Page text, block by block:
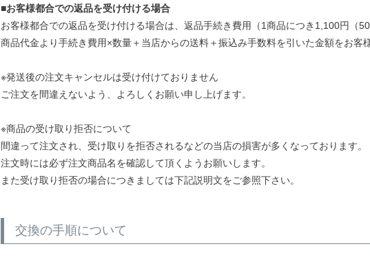
■お客様都合での返品を受け付ける場合
お客様都合での返品を受け付ける場合は、返品手続き費用（1商品につき1,100円（
商品代金より手続き費用×数量＋当店からの送料＋振込み手数料を引いた金額をお客
※発送後の注文キャンセルは受け付けておりません
ご注文を間違えないよう、よろしくお願い申し上げます。
※商品の受け取り拒否について
間違って注文され、受け取りを拒否されるなどの当店の損害が多くなっております。
注文時には必ず注文商品名を確認して頂くようお願いします。
また受け取り拒否の場合につきましては下記説明文をご参照下さい。
交換の手順について